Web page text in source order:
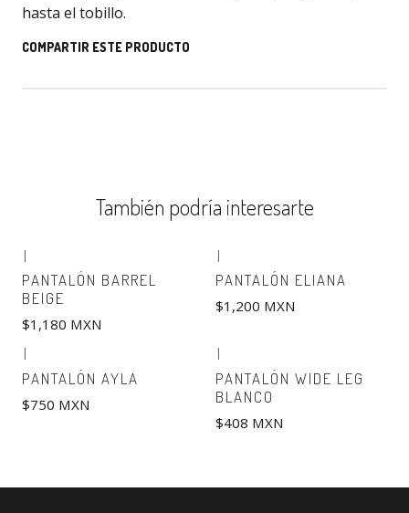
hasta el tobillo.
COMPARTIR ESTE PRODUCTO
También podría interesarte
|
PANTALÓN BARREL
BEIGE
$1,180 MXN
|
PANTALÓN ELIANA
$1,200 MXN
|
PANTALÓN AYLA
$750 MXN
|
PANTALÓN WIDE LEG
BLANCO
$408 MXN